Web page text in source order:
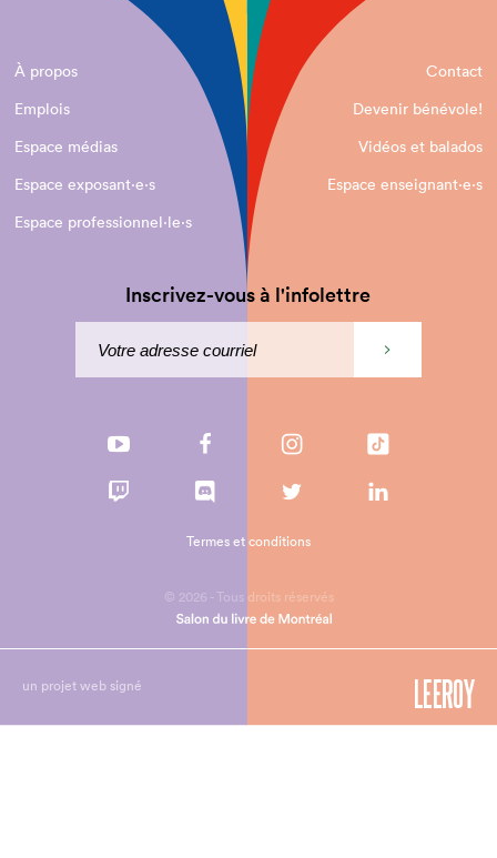
À propos
Contact
Emplois
Devenir bénévole!
Espace médias
Vidéos et balados
Espace exposant·e⋅s
Espace enseignant·e⋅s
Espace professionnel·le⋅s
Inscrivez-vous à l'infolettre
© 2026 - Tous droits réservés
Termes et conditions
un projet web signé